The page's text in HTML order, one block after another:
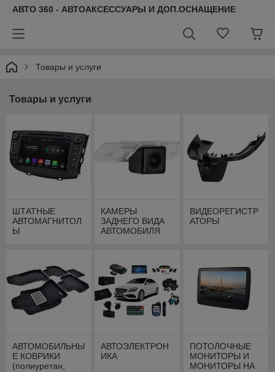
АВТО 360 - АВТОАКСЕССУАРЫ И ДОП.ОСНАЩЕНИЕ
Товары и услуги
Товары и услуги
ШТАТНЫЕ
АВТОМАГНИТОЛ
Ы
КАМЕРЫ
ЗАДНЕГО ВИДА
АВТОМОБИЛЯ
ВИДЕОРЕГИСТР
АТОРЫ
АВТОМОБИЛЬНЫ
Е КОВРИКИ
(полиуретан,
АВТОЭЛЕКТРОН
ИКА
ПОТОЛОЧНЫЕ
МОНИТОРЫ И
МОНИТОРЫ НА